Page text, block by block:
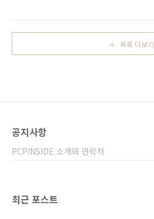
중급기 스마트폰의 경우 카메라 센서가 이름모
카메라는 G7ThinQ와 V30에 탑재..
싶을때 도움을 청하는게 바로 유튜브나 옥수수,
수 있다. 특히 유동인구가 많은 주요 대도시는 누
목록 더보기
공지사항
PCPINSIDE 소개와 연락처
최근 포스트